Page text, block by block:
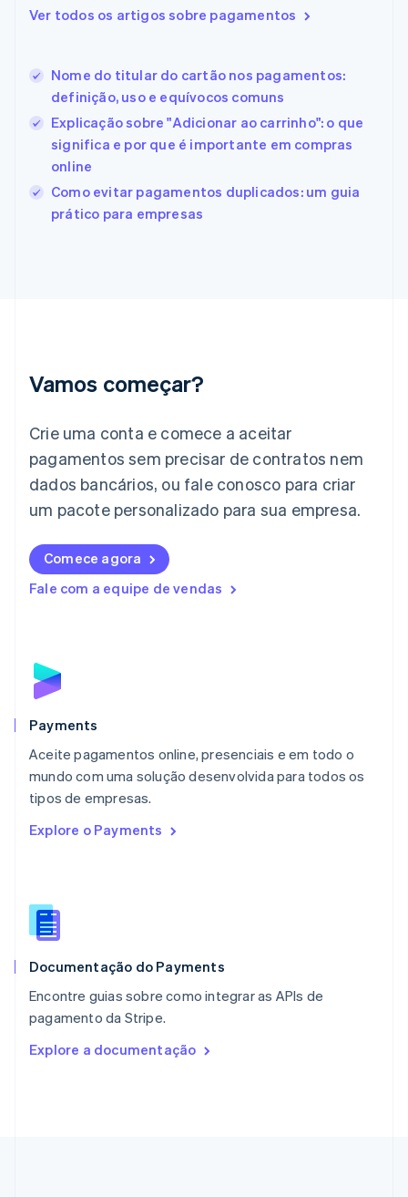
Ver todos os artigos sobre pagamentos
Nome do titular do cartão nos pagamentos:
definição, uso e equívocos comuns
Explicação sobre "Adicionar ao carrinho": o que
significa e por que é importante em compras
online
Como evitar pagamentos duplicados: um guia
prático para empresas
Vamos começar?
Crie uma conta e comece a aceitar
pagamentos sem precisar de contratos nem
dados bancários, ou fale conosco para criar
um pacote personalizado para sua empresa.
Comece agora
Fale com a equipe de vendas
Payments
Aceite pagamentos online, presenciais e em todo o
mundo com uma solução desenvolvida para todos os
tipos de empresas.
Explore o Payments
Documentação do Payments
Encontre guias sobre como integrar as APIs de
pagamento da Stripe.
Explore a documentação
EnglishItaliano
Estados Unidos
EnglishEspañol简体中文
Estônia
English
Finlândia
English
França
Gibraltar
English
Italiano English
日本語English
Letônia
Liechtenstein
Lituânia
English
Luxemburgo
Malta
English
EspañolEnglish
English
Nova Zelândia
English
NederlandsEnglish
Português
RAE de Hong Kong, China
Reino Unido
República Tcheca
English
English